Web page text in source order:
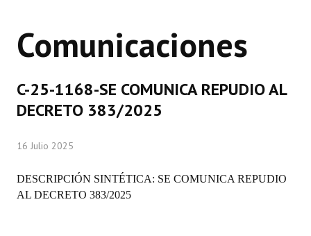
CONCEJO
Integrantes del Concejo
Concejales Mandato Cumplido
Comunicaciones
C-25-1168-SE COMUNICA REPUDIO AL
DECRETO 383/2025
16 Julio 2025
DESCRIPCIÓN SINTÉTICA: SE COMUNICA REPUDIO
AL DECRETO 383/2025